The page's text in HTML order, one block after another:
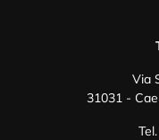
Via
31031 -
Tel.